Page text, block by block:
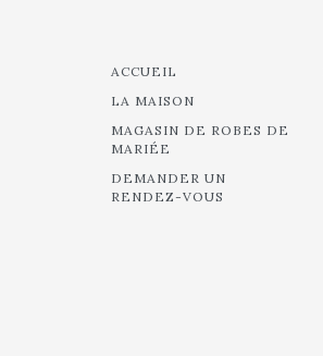
ACCUEIL
LA MAISON
MAGASIN DE ROBES DE
MARIÉE
DEMANDER UN
RENDEZ-VOUS